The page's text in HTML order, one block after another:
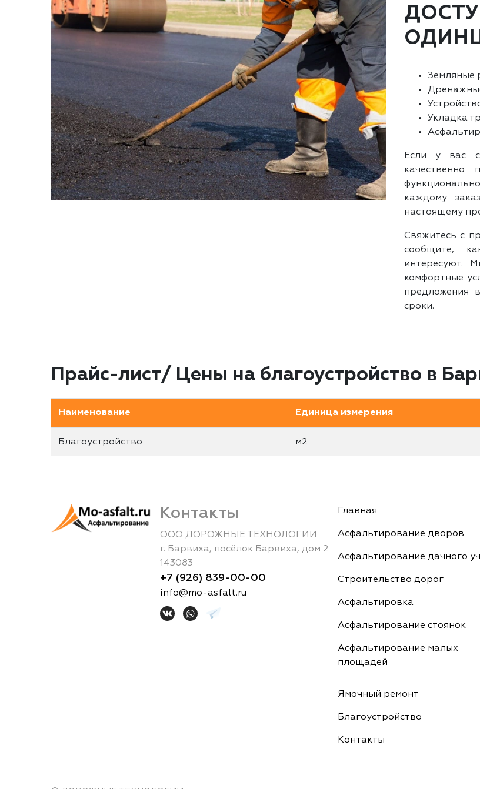
Земляные
Укладка
Если у вас
качественно
каждому
настоящему
Свяжитесь с
сообщите,
интересуют.
комфортные
предложения
сроки.
Прайс-лист/ Цены на благоустройство в
Наименование Единица измерения
Благоустройство м2
Контакты
ООО ДОРОЖНЫЕ ТЕХНОЛОГИИ
г. Барвиха, посёлок Барвиха, дом 2
143083
+7 (926) 839-00-00
info@mo-asfalt.ru
Главная
Асфальтирование дворов
Асфальтирование дачного
Строительство дорог
Асфальтировка
Асфальтирование стоянок
Асфальтирование малых
площадей
Ямочный ремонт
Благоустройство
Контакты